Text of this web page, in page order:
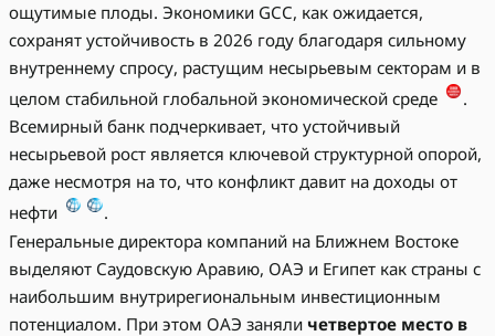
ощутимые плоды. Экономики GCC, как ожидается,
сохранят устойчивость в 2026 году благодаря сильному
внутреннему спросу, растущим несырьевым секторам и в
целом стабильной глобальной экономической среде
.
Всемирный банк подчеркивает, что устойчивый
несырьевой рост является ключевой структурной опорой,
даже несмотря на то, что конфликт давит на доходы от
нефти
.
Генеральные директора компаний на Ближнем Востоке
выделяют Саудовскую Аравию, ОАЭ и Египет как страны с
наибольшим внутрирегиональным инвестиционным
потенциалом. При этом ОАЭ заняли четвертое место в